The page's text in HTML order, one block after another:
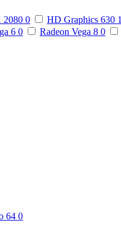
2080 0 HD Graphics 630 1
6 0 Radeon Vega 8 0
64 0